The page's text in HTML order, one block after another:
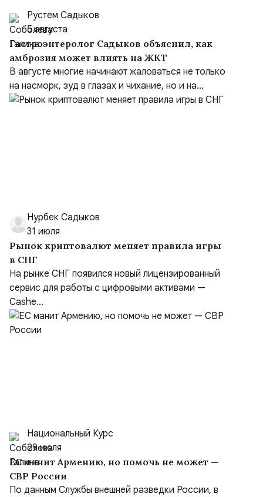
Рустем Садыков
5 августа
Гастроэнтеролог Садыков объяснил, как
амброзия может влиять на ЖКТ
В августе многие начинают жаловаться не только
на насморк, зуд в глазах и чихание, но и на...
Нурбек Садыков
31 июля
Рынок криптовалют меняет правила игры
в СНГ
На рынке СНГ появился новый лицензированный
сервис для работы с цифровыми активами —
Cashe...
Национальный Курс
29 июля
ЕС манит Армению, но помочь не может —
СВР России
По данным Службы внешней разведки России, в